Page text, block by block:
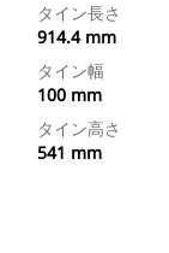
タイン長さ
914.4 mm
タイン幅
100 mm
タイン高さ
541 mm